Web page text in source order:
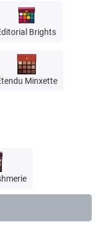
Brights
Minxette